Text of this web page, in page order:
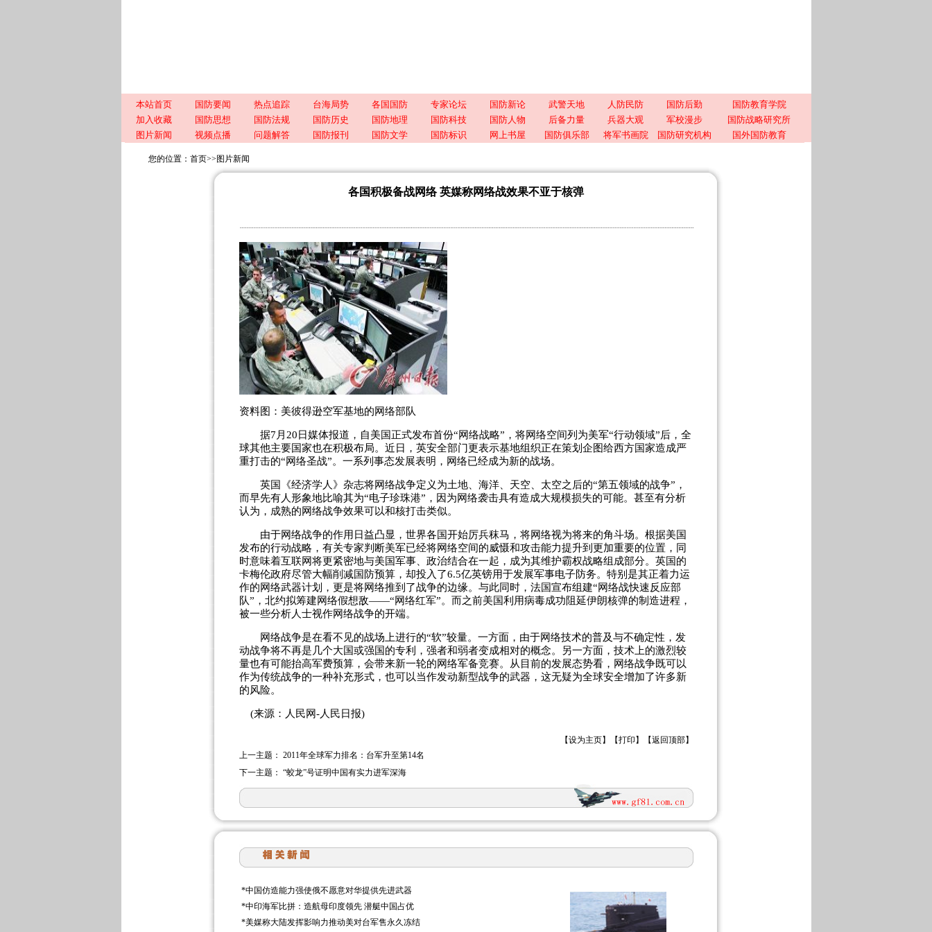
本站首页 国防要闻 热点追踪 台海局势 各国国防 专家论坛 国防新论 武警天地 人防民防 国防后勤
国防教育学院
加入收藏
国防思想 国防法规 国防历史 国防地理 国防科技 国防人物 后备力量 兵器大观 军校漫步
国防战略研究所
图片新闻
视频点播 问题解答 国防报刊 国防文学 国防标识 网上书屋 国防俱乐部 将军书画院 国防研究机构 国外国防教育
您的位置： 首页>> 图片新闻
各国积极备战网络 英媒称网络战效果不亚于核弹
资料图：美彼得逊空军基地的网络部队
据7月20日媒体报道，自美国正式发布首份“网络战略”，将网络空间列为美军“行动领域”后，全
球其他主要国家也在积极布局。近日，英安全部门更表示基地组织正在策划企图给西方国家造成严
重打击的“网络圣战”。一系列事态发展表明，网络已经成为新的战场。
英国《经济学人》杂志将网络战争定义为土地、海洋、天空、太空之后的“第五领域的战争”，
而早先有人形象地比喻其为“电子珍珠港”，因为网络袭击具有造成大规模损失的可能。甚至有分析
认为，成熟的网络战争效果可以和核打击类似。
由于网络战争的作用日益凸显，世界各国开始厉兵秣马，将网络视为将来的角斗场。根据美国
发布的行动战略，有关专家判断美军已经将网络空间的威慑和攻击能力提升到更加重要的位置，同
时意味着互联网将更紧密地与美国军事、政治结合在一起，成为其维护霸权战略组成部分。英国的
卡梅伦政府尽管大幅削减国防预算，却投入了6.5亿英镑用于发展军事电子防务。特别是其正着力运
作的网络武器计划，更是将网络推到了战争的边缘。与此同时，法国宣布组建“网络战快速反应部
队”，北约拟筹建网络假想敌——“网络红军”。而之前美国利用病毒成功阻延伊朗核弹的制造进程，
被一些分析人士视作网络战争的开端。
网络战争是在看不见的战场上进行的“软”较量。一方面，由于网络技术的普及与不确定性，发
动战争将不再是几个大国或强国的专利，强者和弱者变成相对的概念。另一方面，技术上的激烈较
量也有可能抬高军费预算，会带来新一轮的网络军备竞赛。从目前的发展态势看，网络战争既可以
作为传统战争的一种补充形式，也可以当作发动新型战争的武器，这无疑为全球安全增加了许多新
的风险。
(来源：人民网-人民日报)
【设为主页】【打印 】【返回顶部】
上一主题： 2011年全球军力排名：台军升至第14名
下一主题： “蛟龙”号证明中国有实力进军深海
*中国仿造能力强使俄不愿意对华提供先进武器
*中印海军比拼：造航母印度领先 潜艇中国占优
*美媒称大陆发挥影响力推动美对台军售永久冻结